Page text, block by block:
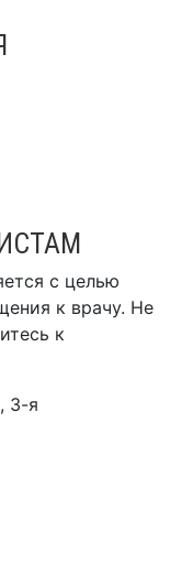
с целью
к врачу. Не
к
3-я